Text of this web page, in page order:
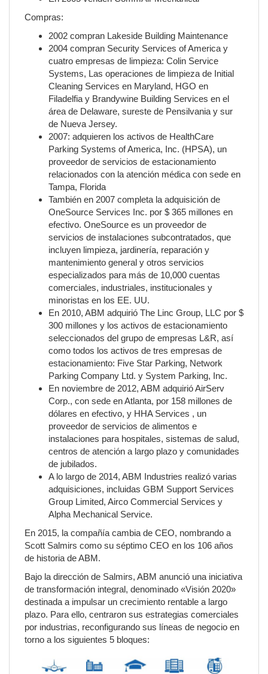
Compras:
2002 compran Lakeside Building Maintenance
2004 compran Security Services of America y
cuatro empresas de limpieza: Colin Service
Systems, Las operaciones de limpieza de Initial
Cleaning Services en Maryland, HGO en
Filadelfia y Brandywine Building Services en el
área de Delaware, sureste de Pensilvania y sur
de Nueva Jersey.
2007: adquieren los activos de HealthCare
Parking Systems of America, Inc. (HPSA), un
proveedor de servicios de estacionamiento
relacionados con la atención médica con sede en
Tampa, Florida
También en 2007 completa la adquisición de
OneSource Services Inc. por $ 365 millones en
efectivo. OneSource es un proveedor de
servicios de instalaciones subcontratados, que
incluyen limpieza, jardinería, reparación y
mantenimiento general y otros servicios
especializados para más de 10,000 cuentas
comerciales, industriales, institucionales y
minoristas en los EE. UU.
En 2010, ABM adquirió The Linc Group, LLC por $
300 millones y los activos de estacionamiento
seleccionados del grupo de empresas L&R, así
como todos los activos de tres empresas de
estacionamiento: Five Star Parking, Network
Parking Company Ltd. y System Parking, Inc.
En noviembre de 2012, ABM adquirió AirServ
Corp., con sede en Atlanta, por 158 millones de
dólares en efectivo, y HHA Services , un
proveedor de servicios de alimentos e
instalaciones para hospitales, sistemas de salud,
centros de atención a largo plazo y comunidades
de jubilados.
A lo largo de 2014, ABM Industries realizó varias
adquisiciones, incluidas GBM Support Services
Group Limited, Airco Commercial Services y
Alpha Mechanical Service.
En 2015, la compañía cambia de CEO, nombrando a
Scott Salmirs como su séptimo CEO en los 106 años
de historia de ABM.
Bajo la dirección de Salmirs, ABM anunció una iniciativa
de transformación integral, denominado «Visión 2020»
destinada a impulsar un crecimiento rentable a largo
plazo. Para ello, centraron sus estrategias comerciales
por industrias, reconfigurando sus líneas de negocio en
torno a los siguientes 5 bloques: